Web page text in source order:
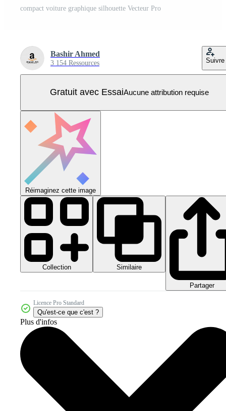
compact voiture graphique silhouette Vecteur Pro
Bashir Ahmed
3 154 Ressources Suivre
Gratuit avec EssaiAucune attribution requise
Réimaginez cette image
Collection Similaire
Partager
Licence Pro Standard
Qu'est-ce que c'est ?
Plus d'infos